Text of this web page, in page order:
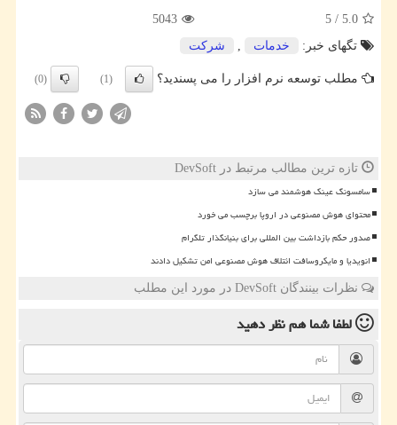
5.0
/
5
5043
تگهای خبر:
خدمات شركت
مطلب توسعه نرم افزار را می پسندید؟ (1)
(0)
تازه ترین مطالب مرتبط در DevSoft
سامسونگ عینک هوشمند می سازد
محتوای هوش مصنوعی در اروپا برچسب می خورد
صدور حکم بازداشت بین المللی برای بنیانگذار تلگرام
انویدیا و مایکروسافت ائتلاف هوش مصنوعی امن تشکیل دادند
نظرات بینندگان DevSoft در مورد این مطلب
لطفا شما همنظر دهید